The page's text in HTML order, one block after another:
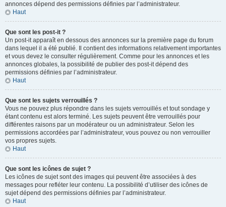
annonces dépend des permissions définies par l’administrateur.
Haut
Que sont les post-it ?
Un post-it apparaît en dessous des annonces sur la première page du forum
dans lequel il a été publié. Il contient des informations relativement importantes
et vous devez le consulter régulièrement. Comme pour les annonces et les
annonces globales, la possibilité de publier des post-it dépend des
permissions définies par l’administrateur.
Haut
Que sont les sujets verrouillés ?
Vous ne pouvez plus répondre dans les sujets verrouillés et tout sondage y
étant contenu est alors terminé. Les sujets peuvent être verrouillés pour
différentes raisons par un modérateur ou un administrateur. Selon les
permissions accordées par l’administrateur, vous pouvez ou non verrouiller
vos propres sujets.
Haut
Que sont les icônes de sujet ?
Les icônes de sujet sont des images qui peuvent être associées à des
messages pour refléter leur contenu. La possibilité d’utiliser des icônes de
sujet dépend des permissions définies par l’administrateur.
Haut